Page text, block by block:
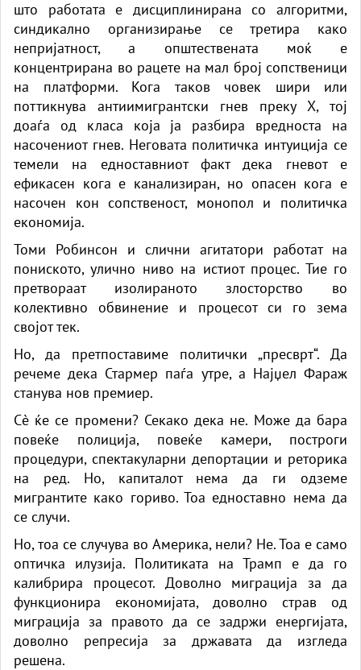
што работата е дисциплинирана со алгоритми,
синдикално организирање се третира како
непријатност, а општествената моќ е
концентрирана во рацете на мал број сопственици
на платформи. Кога таков човек шири или
поттикнува антиимигрантски гнев преку X, тој
доаѓа од класа која ја разбира вредноста на
насочениот гнев. Неговата политичка интуиција се
темели на едноставниот факт дека гневот е
ефикасен кога е канализиран, но опасен кога е
насочен кон сопственост, монопол и политичка
економија.
Томи Робинсон и слични агитатори работат на
пониското, улично ниво на истиот процес. Тие го
претвораат изолираното злосторство во
колективно обвинение и процесот си го зема
својот тек.
Но, да претпоставиме политички „пресврт“. Да
речеме дека Стармер паѓа утре, а Најџел Фараж
станува нов премиер.
Сè ќе се промени? Секако дека не. Може да бара
повеќе полиција, повеќе камери, построги
процедури, спектакуларни депортации и реторика
на ред. Но, капиталот нема да ги одземе
мигрантите како гориво. Тоа едноставно нема да
се случи.
Но, тоа се случува во Америка, нели? Не. Тоа е само
оптичка илузија. Политиката на Трамп е да го
калибрира процесот. Доволно миграција за да
функционира економијата, доволно страв од
миграција за правото да се задржи енергијата,
доволно репресија за државата да изгледа
решена.